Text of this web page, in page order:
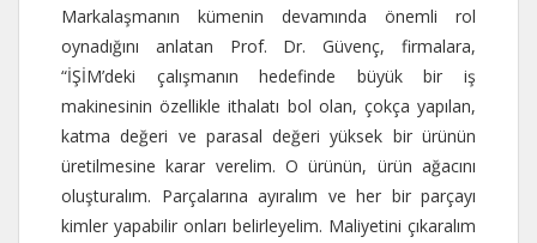
Markalaşmanın kümenin devamında önemli rol
oynadığını anlatan Prof. Dr. Güvenç, firmalara,
“İŞİM’deki çalışmanın hedefinde büyük bir iş
makinesinin özellikle ithalatı bol olan, çokça yapılan,
katma değeri ve parasal değeri yüksek bir ürünün
üretilmesine karar verelim. O ürünün, ürün ağacını
oluşturalım. Parçalarına ayıralım ve her bir parçayı
kimler yapabilir onları belirleyelim. Maliyetini çıkaralım